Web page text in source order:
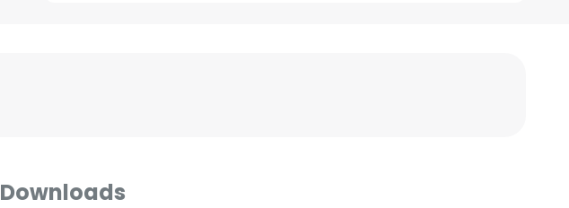
Downloads